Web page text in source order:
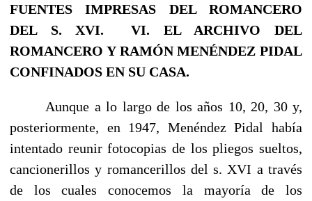
FUENTES IMPRESAS DEL ROMANCERO
DEL S. XVI.
VI. EL ARCHIVO DEL
ROMANCERO Y RAMÓN MENÉNDEZ PIDAL
CONFINADOS EN SU CASA.
Aunque a lo largo de los años 10, 20, 30 y,
posteriormente, en 1947, Menéndez Pidal había
intentado reunir fotocopias de los pliegos sueltos,
cancionerillos y romancerillos del s. XVI a tra­vés
de los cuales conocemos la mayoría de los